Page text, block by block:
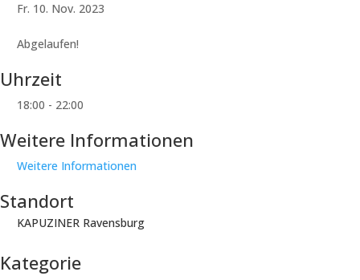
Fr. 10. Nov. 2023
Abgelaufen!
Uhrzeit
18:00 - 22:00
Weitere Informationen
Weitere Informationen
Standort
KAPUZINER Ravensburg
Kategorie